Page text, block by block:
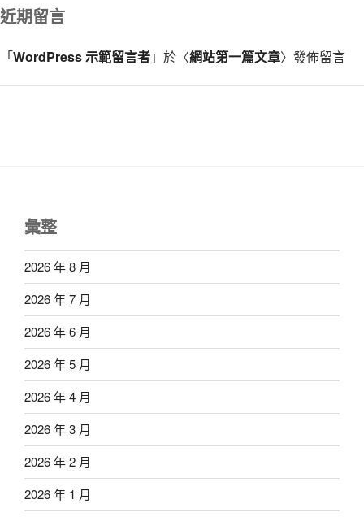
近期留言
「WordPress 示範留言者」於〈網站第一篇文章〉發佈留言
彙整
2026 年 8 月
2026 年 7 月
2026 年 6 月
2026 年 5 月
2026 年 4 月
2026 年 3 月
2026 年 2 月
2026 年 1 月